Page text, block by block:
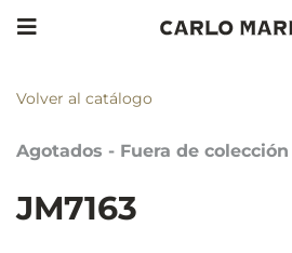
Volver al catálogo
Agotados - Fuera de colección
JM7163